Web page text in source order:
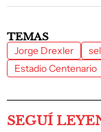
TEMAS
Jorge Drexler
Estadio Centenario
SEGUÍ